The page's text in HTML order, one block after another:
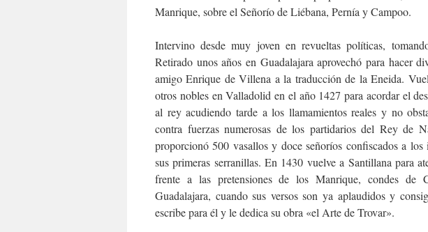
Manrique, sobre el Señorío de Liébana, Pernía y Campoo.
Intervino desde muy joven en revueltas políticas,
Retirado unos años en Guadalajara aprovechó para hacer
amigo Enrique de Villena a la traducción de la Eneida.
otros nobles en Valladolid en el año 1427 para acordar el
al rey acudiendo tarde a los llamamientos reales y no
contra fuerzas numerosas de los partidarios del Rey de
proporcionó 500 vasallos y doce señoríos confiscados a
sus primeras serranillas. En 1430 vuelve a Santillana para
frente a las pretensiones de los Manrique, condes de
Guadalajara, cuando sus versos son ya aplaudidos y
escribe para él y le dedica su obra «el Arte de Trovar».